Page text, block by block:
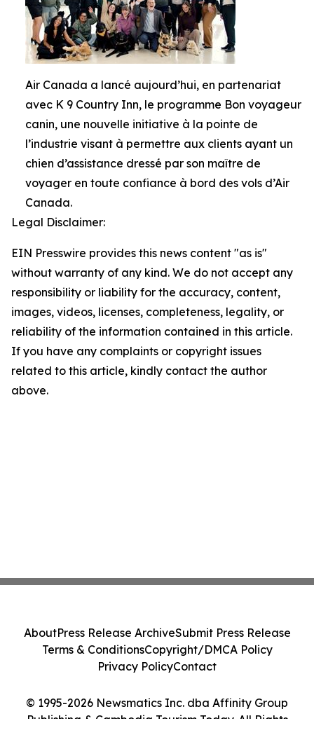
Air Canada a lancé aujourd’hui, en partenariat
avec K 9 Country Inn, le programme Bon voyageur
canin, une nouvelle initiative à la pointe de
l’industrie visant à permettre aux clients ayant un
chien d’assistance dressé par son maître de
voyager en toute confiance à bord des vols d’Air
Canada.
Legal Disclaimer:
EIN Presswire provides this news content "as is"
without warranty of any kind. We do not accept any
responsibility or liability for the accuracy, content,
images, videos, licenses, completeness, legality, or
reliability of the information contained in this article.
If you have any complaints or copyright issues
related to this article, kindly contact the author
above.
© 1995-2026 Newsmatics Inc. dba Affinity Group
Publishing & Cambodia Tourism Today. All Rights
AboutPress Release ArchiveSubmit Press Release
Terms & ConditionsCopyright/DMCA Policy
Privacy PolicyContact